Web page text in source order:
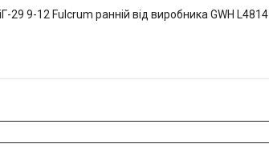
9-12 Fulcrum ранній від виробника GWH L4814